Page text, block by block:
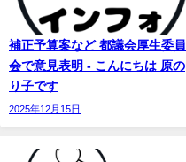
補正予算案など 都議会厚生委員
会で意見表明 - こんにちは 原の
り子です
2025年12月15日